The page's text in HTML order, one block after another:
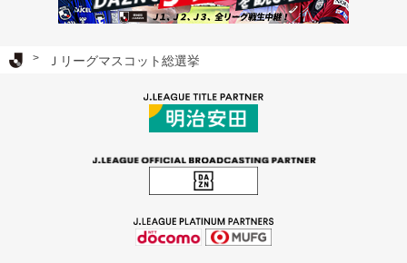
Ｊリーグ TOP
Ｊリーグマスコット総選挙